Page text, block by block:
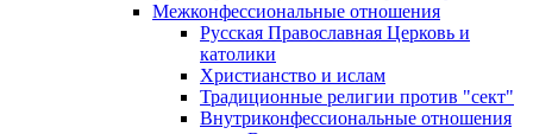
Межконфессиональные отношения
Русская Православная Церковь и
католики
Христианство и ислам
Традиционные религии против "сект"
Внутриконфессиональные отношения